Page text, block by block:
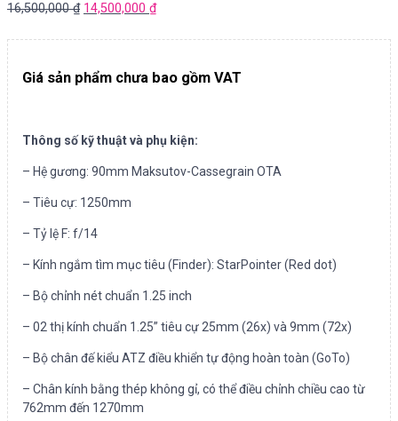
16,500,000₫ 14,500,000 ₫
Giá sản phẩm chưa bao gồm VAT
Thông số kỹ thuật và phụ kiện:
– Hệ gương: 90mm Maksutov-Cassegrain OTA
– Tiêu cự: 1250mm
– Tỷ lệ F: f/14
– Kính ngắm tìm mục tiêu (Finder): StarPointer (Red dot)
– Bộ chỉnh nét chuẩn 1.25 inch
– 02 thị kính chuẩn 1.25” tiêu cự 25mm (26x) và 9mm (72x)
– Bộ chân đế kiểu ATZ điều khiển tự động hoàn toàn (GoTo)
– Chân kính bằng thép không gỉ, có thể điều chỉnh chiều cao từ
762mm đến 1270mm